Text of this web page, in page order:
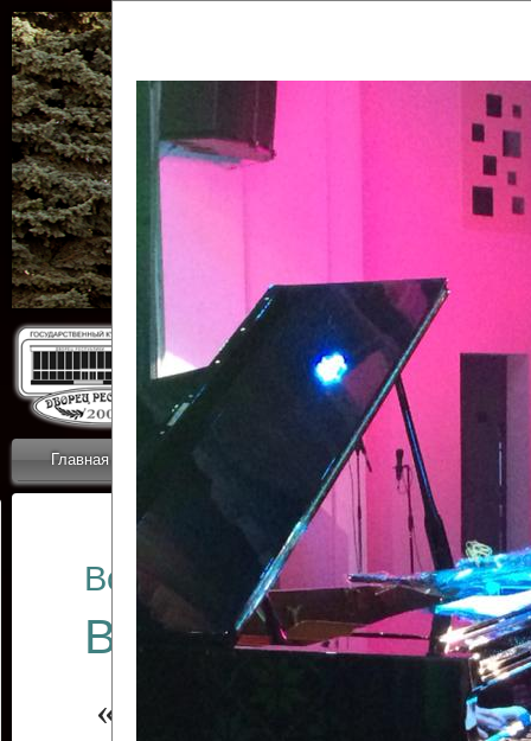
Главная Приветствие Коллективы
ОТЧЕТЫ ГКЦ
Все отчеты
Весенние россыпи
«С джазом по